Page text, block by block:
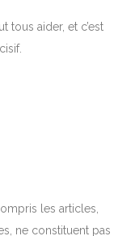
tous aider, et c’est
les articles,
ne constituent pas